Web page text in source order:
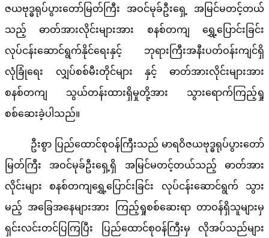
ဇယဗုဒ္ဓရုပ်ပွားတော်မြတ်ကြီး အဝင်မုခ်ဦးရှေ့ အမြင်မတင့်တယ်
သည့် ဓာတ်အားလိုင်းများအား စနစ်တကျ ရွှေ့ပြောင်းခြင်း
လုပ်ငန်းဆောင်ရွက်နိုင်ရေးနှင့် ဘုရားကြီးအနီးပတ်ဝန်းကျင်ရှိ
လုံခြုံရေး လျှပ်စစ်မီးတိုင်များ နှင့် ဓာတ်အားလိုင်းများအား
စနစ်တကျ သွယ်တန်းထားရှိမှုတို့အား သွားရောက်ကြည့်ရှု
စစ်ဆေးခဲ့ပါသည်။
ဦးစွာ ပြည်ထောင်စုဝန်ကြီးသည် မာရဝိဇယဗုဒ္ဓရုပ်ပွားတော်
မြတ်ကြီး အဝင်မုခ်ဦးရှေ့ရှိ အမြင်မတင့်တယ်သည့် ဓာတ်အား
လိုင်းများ စနစ်တကျရွှေ့ပြောင်းခြင်း လုပ်ငန်းဆောင်ရွက် သွား
မည့် အခြေအနေများအား ကြည့်ရှုစစ်ဆေးရာ တာဝန်ရှိသူများမှ
ရှင်းလင်းတင်ပြကြပြီး ပြည်ထောင်စုဝန်ကြီးမှ လိုအပ်သည်များ